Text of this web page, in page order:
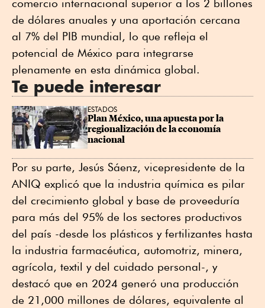
comercio internacional superior a los 2 billones
de dólares anuales y una aportación cercana
al 7% del PIB mundial, lo que refleja el
potencial de México para integrarse
plenamente en esta dinámica global.
Te puede interesar
ESTADOS
Plan México, una apuesta por la
regionalización de la economía
nacional
Por su parte, Jesús Sáenz, vicepresidente de la
ANIQ explicó que la industria química es pilar
del crecimiento global y base de proveeduría
para más del 95% de los sectores productivos
del país -desde los plásticos y fertilizantes hasta
la industria farmacéutica, automotriz, minera,
agrícola, textil y del cuidado personal-, y
destacó que en 2024 generó una producción
de 21,000 millones de dólares, equivalente al